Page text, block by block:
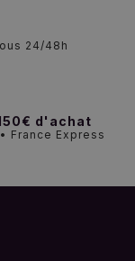
24/48h
d'achat
France Express